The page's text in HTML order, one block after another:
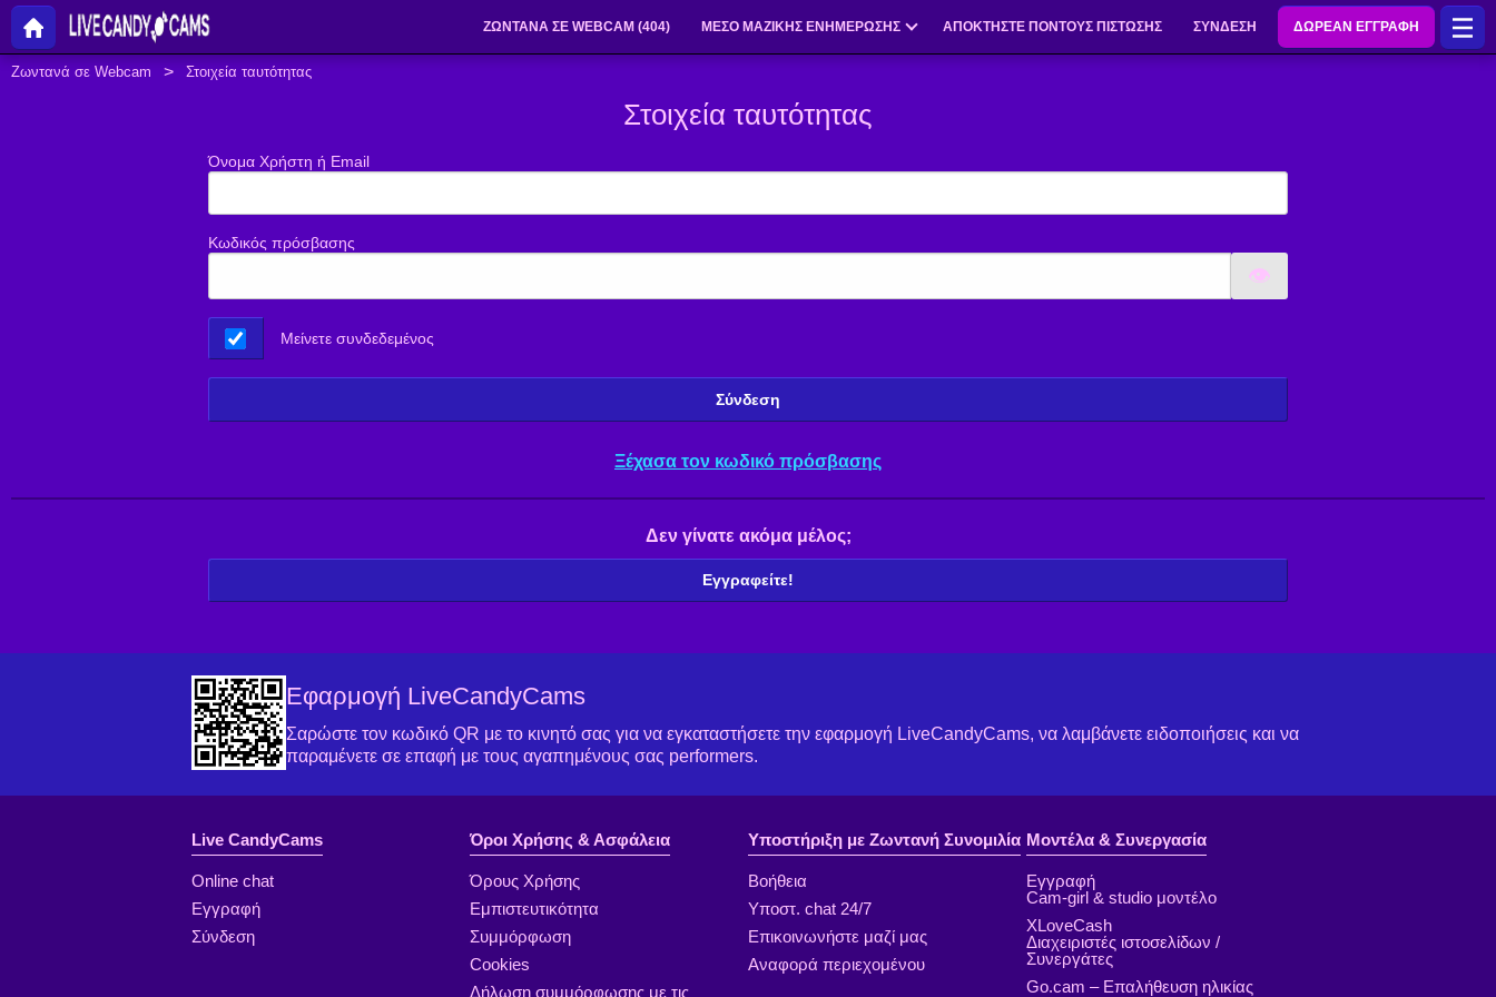
ΖΩΝΤΑΝΆ ΣΕ WEBCAM (404) ΜΕΣΟ ΜΑΖΙΚΗΣ ΕΝΗΜΕΡΩΣΗΣ ΑΠΟΚΤΉΣΤΕ ΠΌΝΤΟΥΣ ΠΊΣΤΩΣΗΣ ΣΎΝΔΕΣΗ ΔΩΡΕΑΝ ΕΓΓΡΑΦΉ
Ζωντανά σε Webcam Στοιχεία ταυτότητας
Στοιχεία ταυτότητας
Όνομα Χρήστη ή Email
Κωδικός πρόσβασης
Μείνετε συνδεδεμένος
Σύνδεση
Ξέχασα τον κωδικό πρόσβασης
Δεν γίνατε ακόμα μέλος;
Εγγραφείτε!
Εφαρμογή LiveCandyCams
Σαρώστε τον κωδικό QR με το κινητό σας για να εγκαταστήσετε την εφαρμογή LiveCandyCams, να λαμβάνετε ειδοποιήσεις και να
παραμένετε σε επαφή με τους αγαπημένους σας performers.
Live CandyCams
Online chat
Εγγραφή
Σύνδεση
Όροι Χρήσης & Ασφάλεια
Όρους Χρήσης
Εμπιστευτικότητα
Συμμόρφωση
Cookies
Δήλωση συμμόρφωσης με τις
Υποστήριξη με Ζωντανή Συνομιλία
Βοήθεια
Υποστ. chat 24/7
Επικοινωνήστε μαζί μας
Αναφορά περιεχομένου
Μοντέλα & Συνεργασία
Εγγραφή
Cam-girl & studio μοντέλο
XLoveCash
Διαχειριστές ιστοσελίδων /
Συνεργάτες
Go.cam – Επαλήθευση ηλικίας